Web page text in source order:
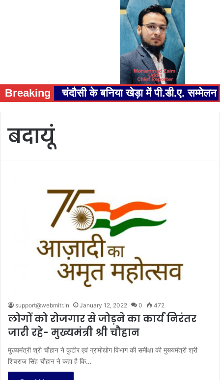
Breaking चंदौसी के बनिया खेड़ा में पी.डी.ए.
बदायूं
support@webmitr.in January 12, 2022 0 472
लोगों को रोजगार से जोड़ने का कार्य निरंतर
जारी रहे- मुख्यमंत्री श्री चौहान
मुख्यमंत्री श्री चौहान ने कुटीर एवं ग्रामोद्योग विभाग की समीक्षा की मुख्यमंत्री श्री
शिवराज सिंह चौहान ने कहा है कि…